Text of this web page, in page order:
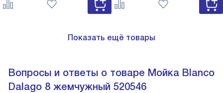
527743
Показать ещё товары
Вопросы и ответы о товаре Мойка Blanco
Dalago 8 жемчужный 520546